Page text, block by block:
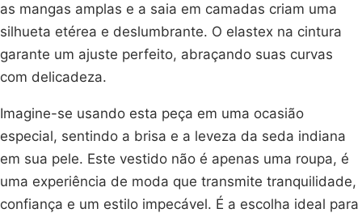
as mangas amplas e a saia em camadas criam uma
silhueta etérea e deslumbrante. O elastex na cintura
garante um ajuste perfeito, abraçando suas curvas
com delicadeza.
Imagine-se usando esta peça em uma ocasião
especial, sentindo a brisa e a leveza da seda indiana
em sua pele. Este vestido não é apenas uma roupa, é
uma experiência de moda que transmite tranquilidade,
confiança e um estilo impecável. É a escolha ideal para